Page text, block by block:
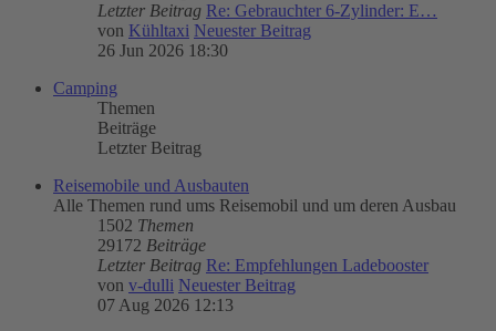
Letzter Beitrag Re: Gebrauchter 6-Zylinder: E…
von Kühltaxi Neuester Beitrag
26 Jun 2026 18:30
Camping
Themen
Beiträge
Letzter Beitrag
Reisemobile und Ausbauten
Alle Themen rund ums Reisemobil und um deren Ausbau
1502 Themen
29172 Beiträge
Letzter Beitrag Re: Empfehlungen Ladebooster
von v-dulli Neuester Beitrag
07 Aug 2026 12:13